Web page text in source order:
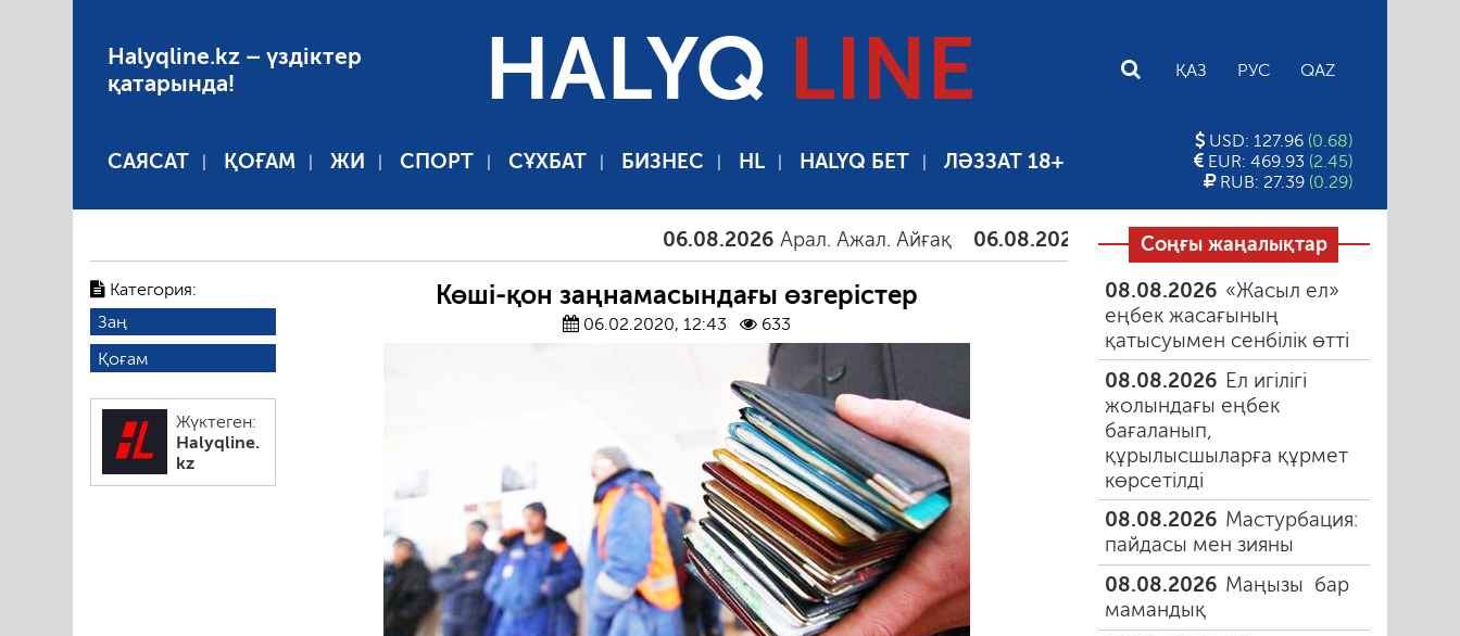
Halyqline.kz – үздіктер
қатарында!
HALYQ LINE ҚАЗ РУС QAZ
САЯСАТ ҚОҒАМ ЖИ СПОРТ СҰХБАТ БИЗНЕС HL HALYQ БЕТ ЛӘЗЗАТ 18+
USD: 127.96 (0.68)
EUR: 469.93 (2.45)
RUB: 27.39 (0.29)
06.08.2026 Арал. Ажал. Айғақ 06.08.2026 Тамыздағы таңғы түтін 06.08.2026
Категория:
Заң
Қоғам
Жүктеген:
Halyqline.
kz
Көші-қон заңнамасындағы өзгерістер
06.02.2020, 12:43 633
Соңғы жаңалықтар
08.08.2026 «Жасыл ел»
еңбек жасағының
қатысуымен сенбілік өтті
08.08.2026 Ел игілігі
жолындағы еңбек
бағаланып,
құрылысшыларға құрмет
көрсетілді
08.08.2026 Мастурбация:
пайдасы мен зияны
08.08.2026 Маңызы бар
мамандық